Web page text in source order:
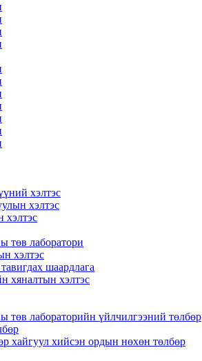
хэлтэс
хэлтэс
хэлтэс
төв лаборатори
хэлтэс
шаардлага
хяналтын хэлтэс
төв лабораторийн үйлчилгээний төлбөр
хайгуул хийсэн ордын нөхөн төлбөр